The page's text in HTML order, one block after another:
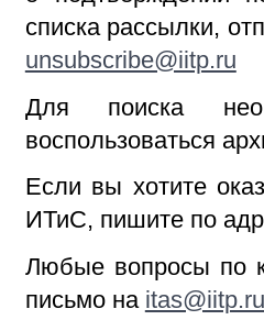
списка рассылки,
unsubscribe@iitp.ru
Для поиска
воспользоваться
Если вы хотите
ИТиС, пишите по
Любые вопросы по
письмо на itas@iitp.ru